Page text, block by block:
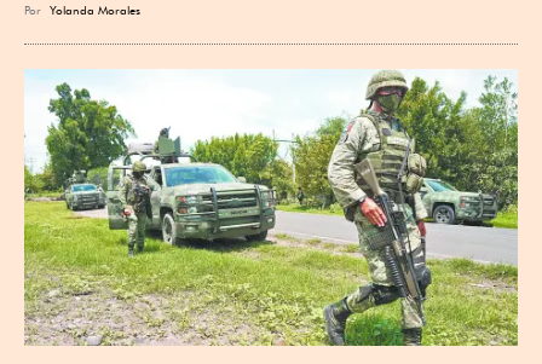
Por Yolanda Morales